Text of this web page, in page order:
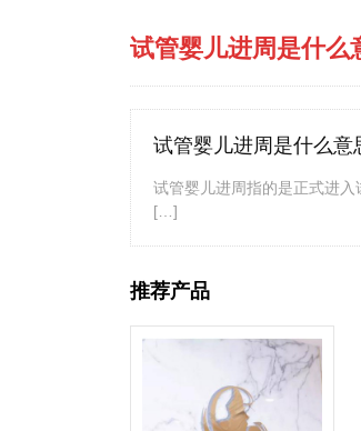
试管婴儿进周是什么
试管婴儿进周是什么
试管婴儿进周指的是正式进
[…]
推荐产品